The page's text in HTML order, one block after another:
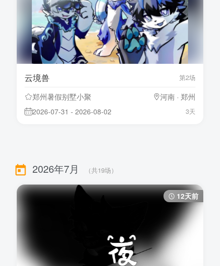
云境兽 第2场
郑州暑假别墅小聚 河南 · 郑州
2026-07-31 - 2026-08-02 3天
2026年7月 （共19场）
12天前